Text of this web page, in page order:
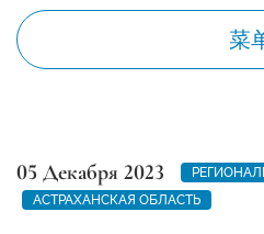
菜
05 Декабря 2023
АСТРАХАНСКАЯ ОБЛАСТЬ